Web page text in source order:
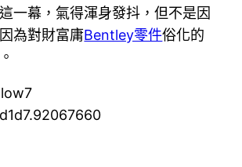
一幕，氣得渾身發抖，但不是因
為對財富庸Bentley零件俗化的